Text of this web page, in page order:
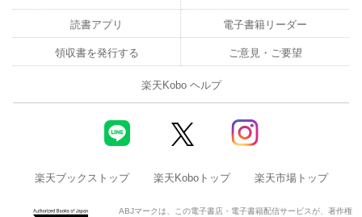
読書アプリ 電子書籍リーダー
領収書を発行する ご意見・ご要望
楽天Kobo ヘルプ
楽天ブックストップ 楽天Koboトップ 楽天市場トップ
ABJマークは、この電子書店・電子書籍配信サービスが、著作権